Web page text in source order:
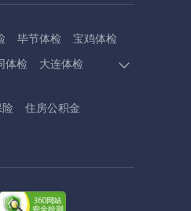
毕节体检
宝鸡体检
体检
大连体检
检
葫芦岛体检
济南体检
济宁体检
丽水体检
住房公积金